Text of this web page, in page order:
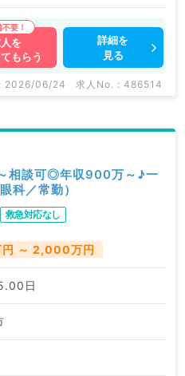
を
もらう
詳細を
見る
2026/06/24 求人No. : 486514
相談可◎年収900万～♪一
科／常勤）
救急対応なし
～ 2,000万円
日